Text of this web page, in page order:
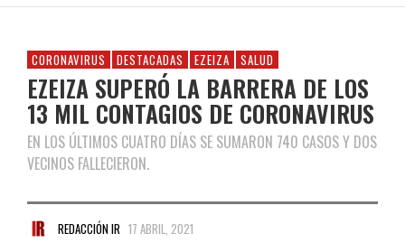
CORONAVIRUS DESTACADAS EZEIZA SALUD
EZEIZA SUPERÓ LA BARRERA DE LOS
13 MIL CONTAGIOS DE CORONAVIRUS
EN LOS ÚLTIMOS CUATRO DÍAS SE SUMARON 740 CASOS Y DOS
VECINOS FALLECIERON.
REDACCIÓN IR 17 ABRIL, 2021